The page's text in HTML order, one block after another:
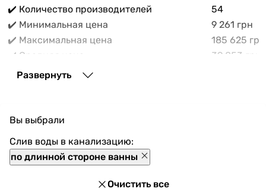
✔️ Количество производителей
54
✔️ Минимальная цена
9 261 грн
✔️ Максимальная цена
185 625 грн
✔️ Средняя цена
39 853 грн
В прайс-каталоге vencon.ua Ванны со сливом по
разнообразные способы оплаты, покупка в кредит и
множество акций и скидок для каждого покупателя.
Развернуть
Вы выбрали
Слив воды в канализацию:
по длинной стороне ванны
Очистить все